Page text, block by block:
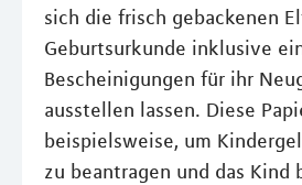
sich die frisch gebackenen
Geburtsurkunde inklusive
Bescheinigungen für ihr
ausstellen lassen. Diese
beispielsweise, um
zu beantragen und das Kind